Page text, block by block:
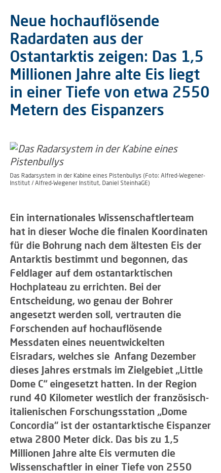
Neue hochauflösende
Radardaten aus der
Ostantarktis zeigen: Das 1,5
Millionen Jahre alte Eis liegt
in einer Tiefe von etwa 2550
Metern des Eispanzers
Das Radarsystem in der Kabine eines Pistenbullys (Foto: Alfred-Wegener-
Institut / Alfred-Wegener Institut, Daniel SteinhaGE)
Ein internationales Wissenschaftlerteam
hat in dieser Woche die finalen Koordinaten
für die Bohrung nach dem ältesten Eis der
Antarktis bestimmt und begonnen, das
Feldlager auf dem ostantarktischen
Hochplateau zu errichten. Bei der
Entscheidung, wo genau der Bohrer
angesetzt werden soll, vertrauten die
Forschenden auf hochauflösende
Messdaten eines neuentwickelten
Eisradars, welches sie Anfang Dezember
dieses Jahres erstmals im Zielgebiet „Little
Dome C“ eingesetzt hatten. In der Region
rund 40 Kilometer westlich der französisch-
italienischen Forschungsstation „Dome
Concordia“ ist der ostantarktische Eispanzer
etwa 2800 Meter dick. Das bis zu 1,5
Millionen Jahre alte Eis vermuten die
Wissenschaftler in einer Tiefe von 2550